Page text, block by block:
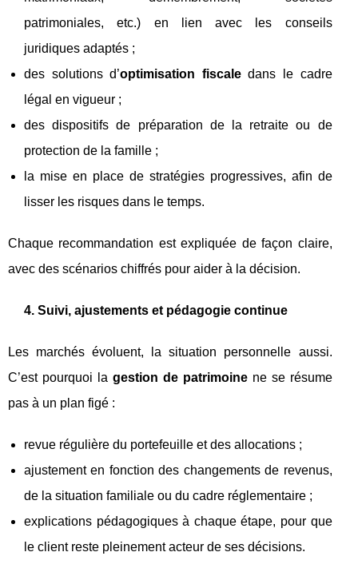
patrimoniales, etc.) en lien avec les conseils
juridiques adaptés ;
des solutions d’optimisation fiscaledans le cadre
légal en vigueur ;
des dispositifs de préparation de la retraite ou de
protection de la famille ;
la mise en place de stratégies progressives, afin de
lisser les risques dans le temps.
Chaque recommandation est expliquée de façon claire,
avec des scénarios chiffrés pour aider à la décision.
4. Suivi, ajustements et pédagogie continue
Les marchés évoluent, la situation personnelle aussi.
C’est pourquoi la gestion de patrimoinene se résume
pas à un plan figé :
revue régulière du portefeuille et des allocations ;
ajustement en fonction des changements de revenus,
de la situation familiale ou du cadre réglementaire ;
explications pédagogiques à chaque étape, pour que
le client reste pleinement acteur de ses décisions.